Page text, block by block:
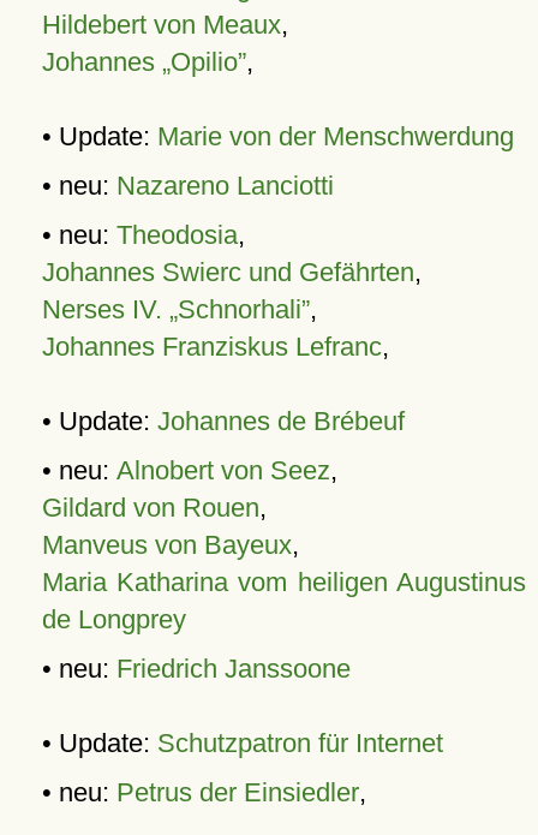
Hildebert von Meaux,
Johannes „Opilio”,
• Update: Marie von der Menschwerdung
• neu: Nazareno Lanciotti
• neu: Theodosia,
Johannes Swierc und Gefährten,
Nerses IV. „Schnorhali”,
Johannes Franziskus Lefranc,
• Update: Johannes de Brébeuf
• neu: Alnobert von Seez,
Gildard von Rouen,
Manveus von Bayeux,
Maria Katharina vom heiligen Augustinus
de Longprey
• neu: Friedrich Janssoone
• Update: Schutzpatron für Internet
• neu: Petrus der Einsiedler,